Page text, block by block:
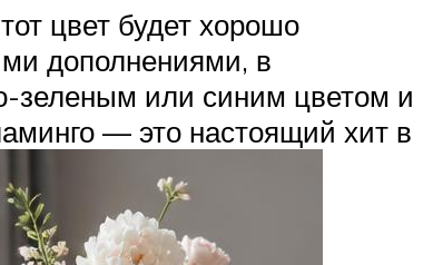
цвет будет хорошо
дополнениями, в
зеленым или синим цветом и
— это настоящий хит в